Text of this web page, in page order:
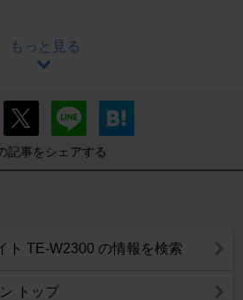
もっと見る
記事をシェアする
ト TE-W2300 の情報を検索
トップ